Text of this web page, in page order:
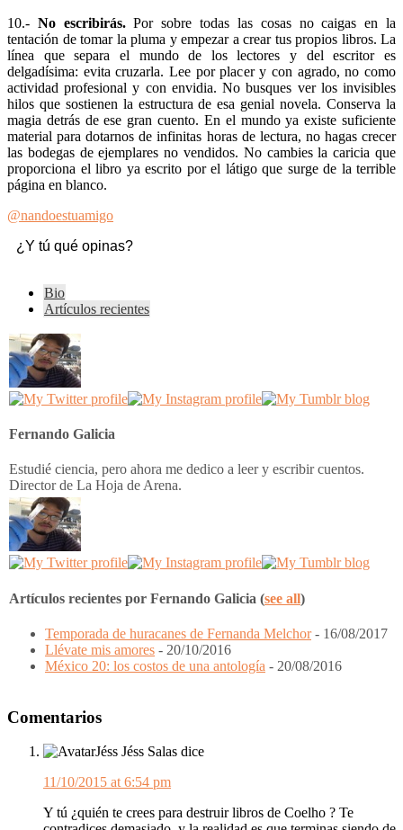
10.- No escribirás.Por sobre todas las cosas no caigas en la
tentación de tomar la pluma y empezar a crear tus propios libros. La
línea que separa el mundo de los lectores y del escritor es
delgadísima: evita cruzarla. Lee por placer y con agrado, no como
actividad profesional y con envidia. No busques ver los invisibles
hilos que sostienen la estructura de esa genial novela. Conserva la
magia detrás de ese gran cuento. En el mundo ya existe suficiente
material para dotarnos de infinitas horas de lectura, no hagas crecer
las bodegas de ejemplares no vendidos. No cambies la caricia que
proporciona el libro ya escrito por el látigo que surge de la terrible
página en blanco.
@nandoestuamigo
¿Y tú qué opinas?
following
tabs
change
content
below.
Bio
Artículos recientes
Fernando Galicia
Estudié ciencia, pero ahora me dedico a leer y escribir cuentos.
Director de La Hoja de Arena.
Artículos recientes por Fernando Galicia (see all)
Temporada de huracanes de Fernanda Melchor- 16/08/2017
Llévate mis amores - 20/10/2016
México 20: los costos de una antología - 20/08/2016
del
Lector
Comentarios
Jéss Jéss Salas dice
11/10/2015 at 6:54 pm
Y tú ¿quién te crees para destruir libros de Coelho ? Te